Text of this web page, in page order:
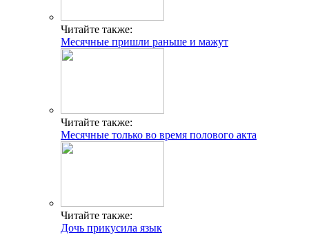
Читайте также:
Месячные пришли раньше и мажут
Читайте также:
Месячные только во время полового акта
Читайте также:
Дочь прикусила язык